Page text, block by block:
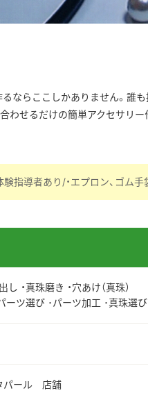
ならここしかありません。誰
わせるだけの簡単アクセサリ
験指導者あり/・エプロン、ゴム
し ・真珠磨き ・穴あけ（真珠）
パーツ選び ･パーツ加工 ･真珠選び
パール 店舗